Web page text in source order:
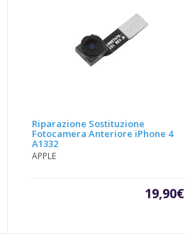
Riparazione Sostituzione
Fotocamera Anteriore iPhone 4
A1332
APPLE
19,90€